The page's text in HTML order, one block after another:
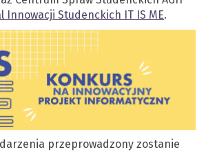
Innowacji Studenckich IT IS ME.
przeprowadzony zostanie